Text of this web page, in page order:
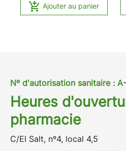
 Ajouter au panier
Nº d'autorisation sanitaire :
Heures
pharmacie
C/El Salt, nº4, local 4,5